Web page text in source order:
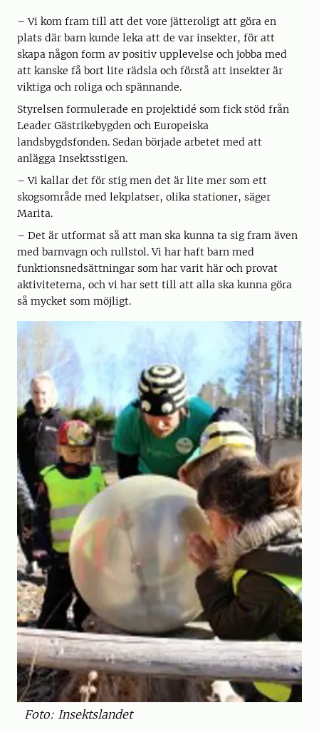
– Vi kom fram till att det vore jätteroligt att göra en
plats där barn kunde leka att de var insekter, för att
skapa någon form av positiv upplevelse och jobba med
att kanske få bort lite rädsla och förstå att insekter är
viktiga och roliga och spännande.
Styrelsen formulerade en projektidé som fick stöd från
Leader Gästrikebygden och Europeiska
landsbygdsfonden. Sedan började arbetet med att
anlägga Insektsstigen.
– Vi kallar det för stig men det är lite mer som ett
skogsområde med lekplatser, olika stationer, säger
Marita.
– Det är utformat så att man ska kunna ta sig fram även
med barnvagn och rullstol. Vi har haft barn med
funktionsnedsättningar som har varit här och provat
aktiviteterna, och vi har sett till att alla ska kunna göra
så mycket som möjligt.
Foto: Insektslandet